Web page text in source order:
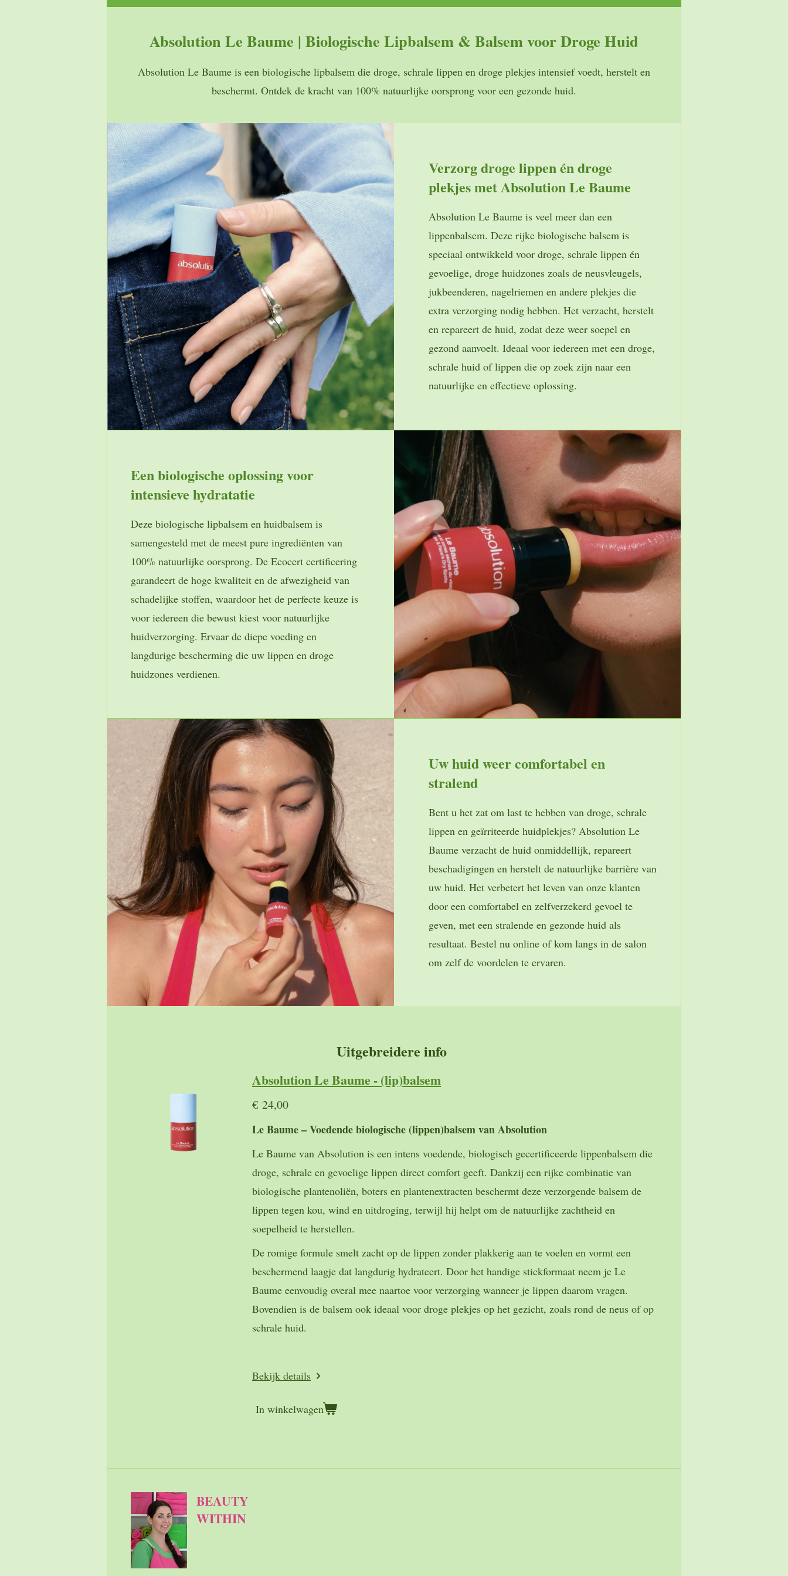
Absolution Le Baume | Biologische Lipbalsem & Balsem voor Droge Huid
Absolution Le Baume is een biologische lipbalsem die droge, schrale lippen en droge plekjes intensief voedt, herstelt en
beschermt. Ontdek de kracht van 100% natuurlijke oorsprong voor een gezonde huid.
Verzorg droge lippen én droge
plekjes met Absolution Le Baume
Absolution Le Baume is veel meer dan een
lippenbalsem. Deze rijke biologische balsem is
speciaal ontwikkeld voor droge, schrale lippen én
gevoelige, droge huidzones zoals de neusvleugels,
jukbeenderen, nagelriemen en andere plekjes die
extra verzorging nodig hebben. Het verzacht, herstelt
en repareert de huid, zodat deze weer soepel en
gezond aanvoelt. Ideaal voor iedereen met een droge,
schrale huid of lippen die op zoek zijn naar een
natuurlijke en effectieve oplossing.
Een biologische oplossing voor
intensieve hydratatie
Deze biologische lipbalsem en huidbalsem is
samengesteld met de meest pure ingrediënten van
100% natuurlijke oorsprong. De Ecocert certificering
garandeert de hoge kwaliteit en de afwezigheid van
schadelijke stoffen, waardoor het de perfecte keuze is
voor iedereen die bewust kiest voor natuurlijke
huidverzorging. Ervaar de diepe voeding en
langdurige bescherming die uw lippen en droge
huidzones verdienen.
Uw huid weer comfortabel en
stralend
Bent u het zat om last te hebben van droge, schrale
lippen en geïrriteerde huidplekjes? Absolution Le
Baume verzacht de huid onmiddellijk, repareert
beschadigingen en herstelt de natuurlijke barrière van
uw huid. Het verbetert het leven van onze klanten
door een comfortabel en zelfverzekerd gevoel te
geven, met een stralende en gezonde huid als
resultaat. Bestel nu online of kom langs in de salon
om zelf de voordelen te ervaren.
Uitgebreidere info
Absolution Le Baume - (lip)balsem
€ 24,00
Le Baume – Voedende biologische (lippen)balsem van Absolution
Le Baume van Absolution is een intens voedende, biologisch gecertificeerde lippenbalsem die
droge, schrale en gevoelige lippen direct comfort geeft. Dankzij een rijke combinatie van
biologische plantenoliën, boters en plantenextracten beschermt deze verzorgende balsem de
lippen tegen kou, wind en uitdroging, terwijl hij helpt om de natuurlijke zachtheid en
soepelheid te herstellen.
De romige formule smelt zacht op de lippen zonder plakkerig aan te voelen en vormt een
beschermend laagje dat langdurig hydrateert. Door het handige stickformaat neem je Le
Baume eenvoudig overal mee naartoe voor verzorging wanneer je lippen daarom vragen.
Bovendien is de balsem ook ideaal voor droge plekjes op het gezicht, zoals rond de neus of op
schrale huid.
Bekijk details
In winkelwagen
BEAUTY
WITHIN